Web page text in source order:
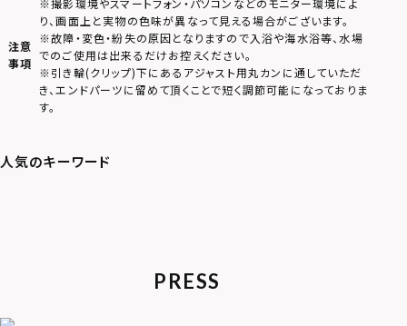
注意
事項
※撮影環境やスマートフォン・パソコンなどのモニター環境によ
り、画面上と実物の色味が異なって見える場合がございます。
※故障・変色・紛失の原因となりますので入浴や海水浴等、水場
でのご使用は出来るだけお控えください。
※引き輪(クリップ)下にあるアジャスト用丸カンに通していただ
き、エンドパーツに留めて頂くことで短く調節可能になっておりま
す。
PRESS